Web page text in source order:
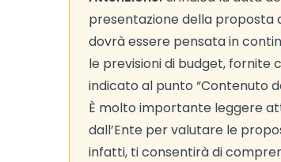
presentazione della proposta
dovrà essere pensata in
le previsioni di budget, fornite
indicato al punto “Contenuto
È molto importante leggere
dall’Ente per valutare le
infatti, ti consentirà di